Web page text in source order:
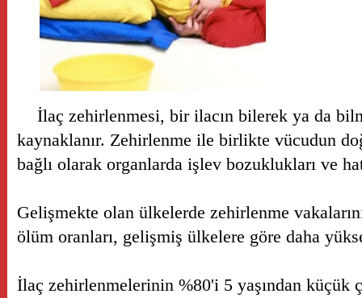
İlaç zehirlenmesi, bir ilacın bilerek ya da
kaynaklanır. Zehirlenme ile birlikte vücudun
bağlı olarak organlarda işlev bozuklukları ve
Gelişmekte olan ülkelerde zehirlenme
ölüm oranları, gelişmiş ülkelere göre daha
İlaç zehirlenmelerinin %80'i 5 yaşından küçük